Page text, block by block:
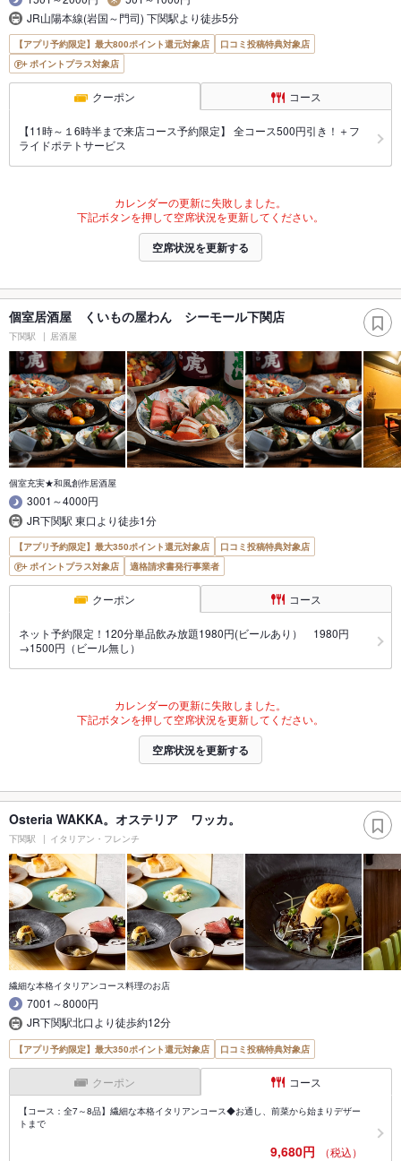
JR山陽本線(岩国～門司) 下関駅より徒歩5分
【アプリ予約限定】最大800ポイント還元対象店
口コミ投稿特典対象店
ポイントプラス対象店
クーポン コース
【11時～１6時半まで来店コース予約限定】 全コース500円引き！＋フ
ライドポテトサービス
カレンダーの更新に失敗しました。
下記ボタンを押して空席状況を更新してください。
空席状況を更新する
個室居酒屋 くいもの屋わん シーモール下関店
下関駅 居酒屋
個室充実★和風創作居酒屋
3001～4000円
JR下関駅 東口より徒歩1分
【アプリ予約限定】最大350ポイント還元対象店
口コミ投稿特典対象店
ポイントプラス対象店
適格請求書発行事業者
クーポン コース
ネット予約限定！120分単品飲み放題1980円(ビールあり） 1980円
→1500円（ビール無し）
カレンダーの更新に失敗しました。
下記ボタンを押して空席状況を更新してください。
空席状況を更新する
Osteria WAKKA。オステリア ワッカ。
下関駅 イタリアン・フレンチ
繊細な本格イタリアンコース料理のお店
7001～8000円
JR下関駅北口より徒歩約12分
【アプリ予約限定】最大350ポイント還元対象店 口コミ投稿特典対象店
クーポン コース
【コース：全7～8品】繊細な本格イタリアンコース◆お通し、前菜から始まりデザー
トまで
9,680円 （税込）